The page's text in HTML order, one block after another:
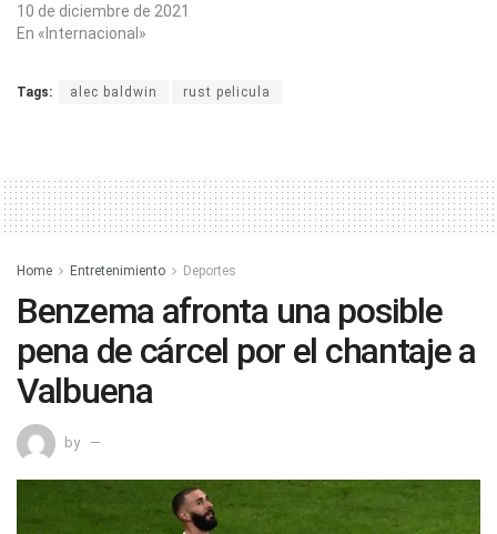
10 de diciembre de 2021
En «Internacional»
Tags: alec baldwin rust pelicula
Home Entretenimiento Deportes
Benzema afronta una posible
pena de cárcel por el chantaje a
Valbuena
by